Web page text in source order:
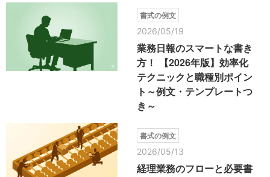
書式の例文
2026/05/19
業務日報のスマートな書き
方！ 【2026年版】効率化
テクニックと職種別ポイン
ト～例文・テンプレートつ
き～
書式の例文
2026/05/13
経理業務のフローと必要書